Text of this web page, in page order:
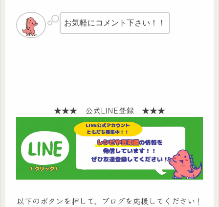
お気軽にコメント下さい！！
★★★ 公式LINE登録 ★★★
以下のボタンを押して、ブログを応援してください！